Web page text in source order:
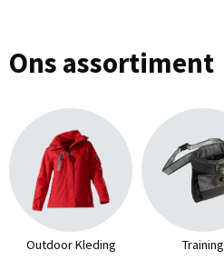
Ons assortiment
Outdoor Kleding Training